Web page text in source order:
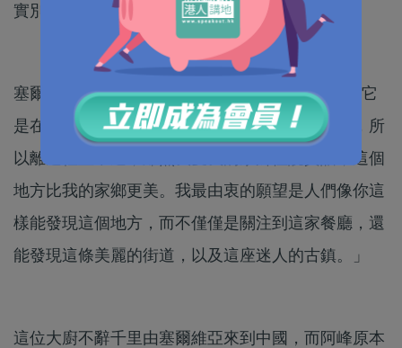
實別有一番風味。//
塞爾維亞籍廚師Bojan說：「這裡大不相同，珠海它
是在海邊，對吧？我的家鄉在丘陵地帶的森林里，所
以離這裡並不近，雖然我愛我的家鄉但說實話，這個
地方比我的家鄉更美。我最由衷的願望是人們像你這
樣能發現這個地方，而不僅僅是關注到這家餐廳，還
能發現這條美麗的街道，以及這座迷人的古鎮。」
這位大廚不辭千里由塞爾維亞來到中國，而阿峰原本